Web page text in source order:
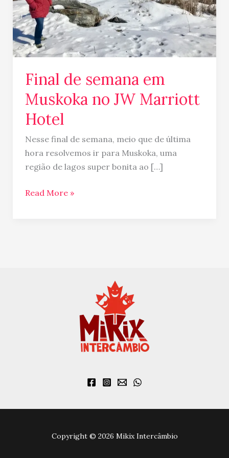
Final de semana em
Muskoka no JW Marriott
Hotel
Nesse final de semana, meio que de última
hora resolvemos ir para Muskoka, uma
região de lagos super bonita ao […]
Marriott
Hotel
Read More »
Copyright © 2026 Mikix Intercâmbio